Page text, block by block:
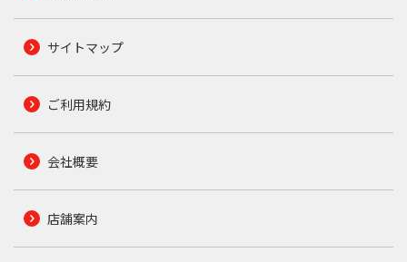
サイトマップ
ご利用規約
会社概要
店舗案内